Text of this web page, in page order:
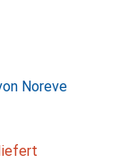
Noreve